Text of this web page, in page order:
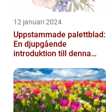
12 januari 2024
Uppstammade palettblad:
En djupgående
introduktion till denna